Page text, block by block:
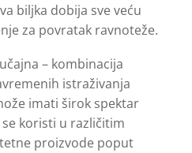
biljka dobija sve veću
za povratak ravnoteže.
– kombinacija
istraživanja
imati širok spektar
koristi u različitim
proizvode poput